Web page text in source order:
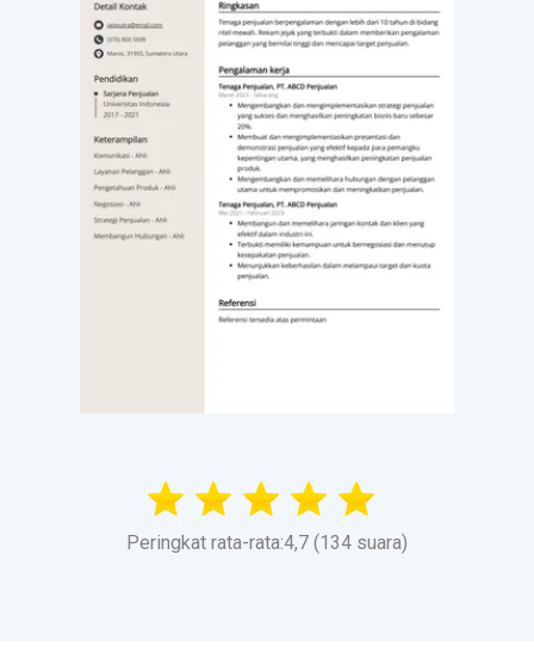
Peringkat rata-rata:4,7 (134 suara)